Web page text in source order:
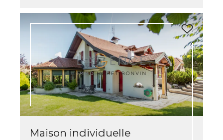
Maison individuelle